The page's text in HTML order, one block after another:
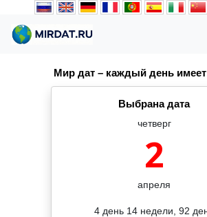
Мир дат – каждый день имеет
Выбрана дата
четверг
2
апреля
4 день 14 недели, 92